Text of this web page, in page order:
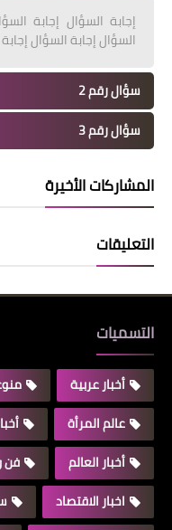
إجابة السؤال إجابة
السؤال إجابة السؤال
سؤال رقم 2
سؤال رقم 3
المشاركات الأخيرة
التعليقات
التسميات
أخبار عربية
عالم المرأة
أخبار العالم
فن
اخبار الاقتصاد